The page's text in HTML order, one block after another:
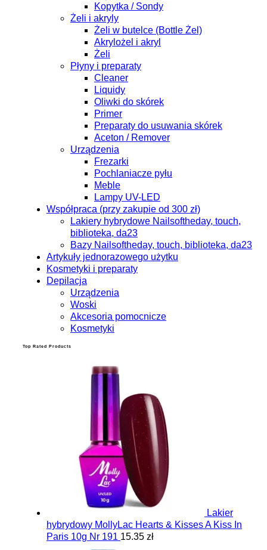
Kopytka / Sondy
Żeli i akryly
Żeli w butelce (Bottle Żel)
Akrylożel i akryl
Żeli
Płyny i preparaty
Cleaner
Liquidy
Oliwki do skórek
Primer
Preparaty do usuwania skórek
Aceton / Remover
Urządzenia
Frezarki
Pochlaniacze pyłu
Meble
Lampy UV-LED
Współpraca (przy zakupie od 300 zł)
Lakiery hybrydowe Nailsoftheday, touch,
biblioteka, da23
Bazy Nailsoftheday, touch, biblioteka, da23
Artykuły jednorazowego użytku
Kosmetyki i preparaty
Depilacja
Urządzenia
Woski
Akcesoria pomocnicze
Kosmetyki
Top Rated Products
Lakier
hybrydowy MollyLac Hearts & Kisses A Kiss In
Paris 10g Nr 191 15.35 zł